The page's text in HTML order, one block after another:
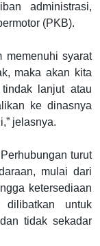
administrasi,
(PKB).
memenuhi syarat
maka akan kita
lanjut atau
ke dinasnya
jelasnya.
turut
mulai dari
ketersediaan
dilibatkan untuk
tidak sekadar